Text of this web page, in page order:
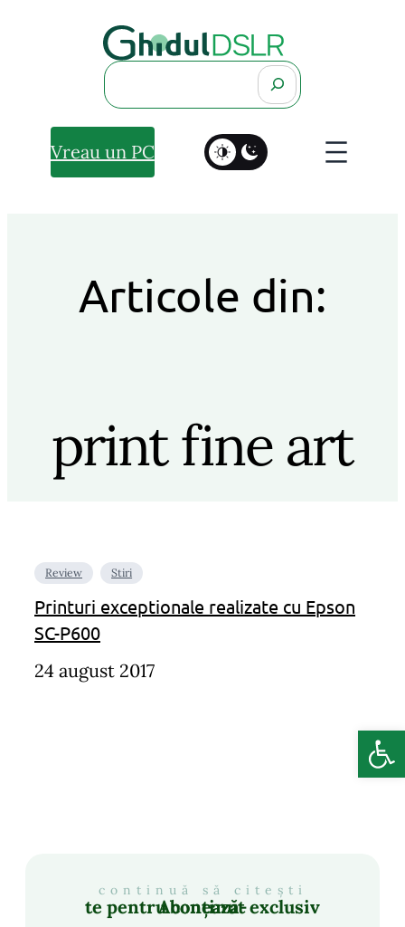
Search
Vreau un PC
Articole din:
print fine art
Review Stiri
Printuri exceptionale realizate cu Epson
SC-P600
24 august 2017
continuă să citești
Abonează-te pentru conținut exclusiv